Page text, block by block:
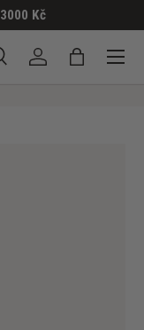
Kč
Přihlásit se
Taška
Menu